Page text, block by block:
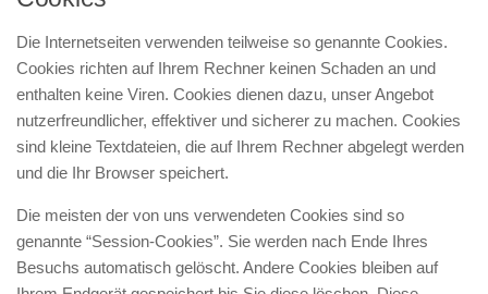
Die Internetseiten verwenden teilweise so genannte Cookies.
Cookies richten auf Ihrem Rechner keinen Schaden an und
enthalten keine Viren. Cookies dienen dazu, unser Angebot
nutzerfreundlicher, effektiver und sicherer zu machen. Cookies
sind kleine Textdateien, die auf Ihrem Rechner abgelegt werden
und die Ihr Browser speichert.
Die meisten der von uns verwendeten Cookies sind so
genannte “Session-Cookies”. Sie werden nach Ende Ihres
Besuchs automatisch gelöscht. Andere Cookies bleiben auf